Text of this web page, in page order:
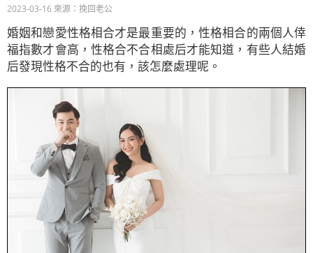
2023-03-16 來源：挽回老公
婚姻和戀愛性格相合才是最重要的，性格相合的兩個人倖
福指數才會高，性格合不合相處后才能知道，有些人結婚
后發現性格不合的也有，該怎麼處理呢。